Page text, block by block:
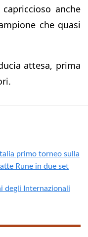
anche
che quasi
attesa, prima
primo torneo sulla
Rune in due set
degli Internazionali